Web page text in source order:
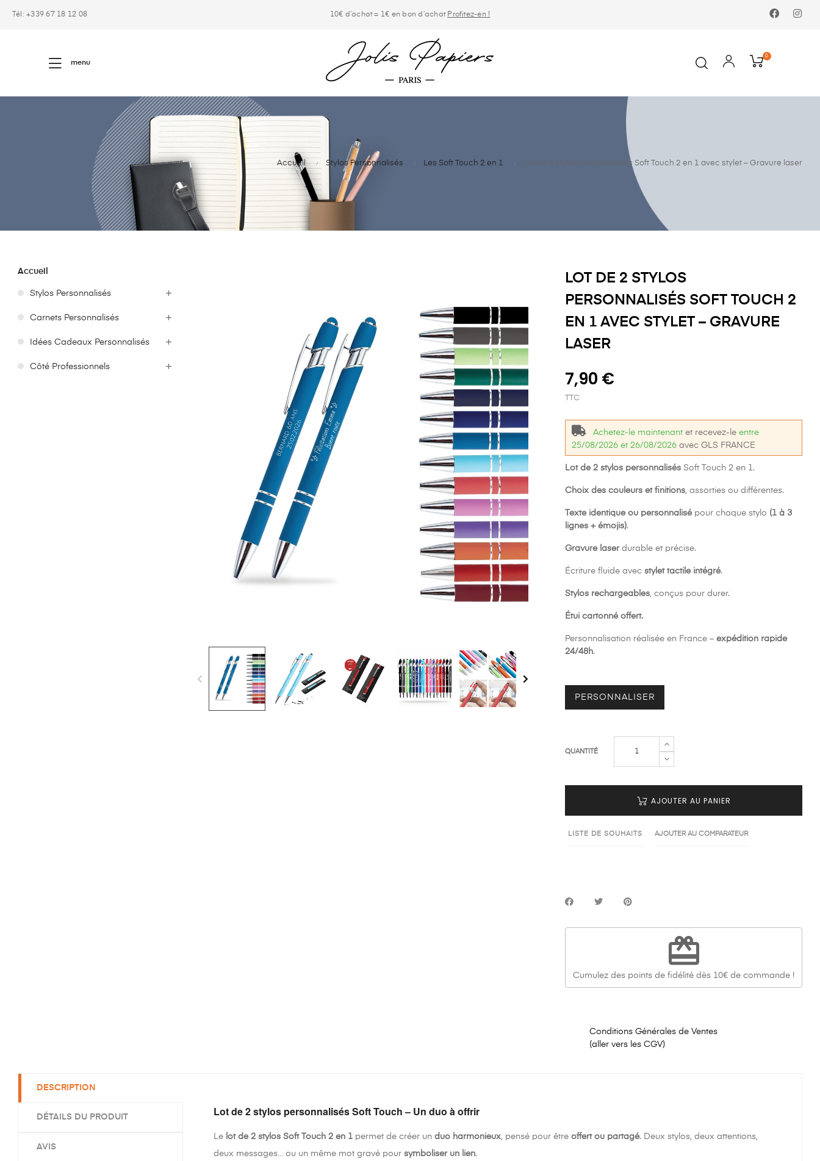
Tél: +339 67 18 12 08 10€ d’achat = 1€ en bon d’achat Profitez-en !
menu
0
Accueil Stylos Personnalisés Les Soft Touch 2 en 1 Lot de 2 stylos personnalisés Soft Touch 2 en 1 avec stylet – Gravure laser
Accueil
Stylos Personnalisés
Carnets Personnalisés
Idées Cadeaux Personnalisés
Côté Professionnels
LOT DE 2 STYLOS
PERSONNALISÉS SOFT TOUCH 2
EN 1 AVEC STYLET – GRAVURE
LASER
7,90 €
TTC
Achetez-le maintenant et recevez-leentre
25/08/2026 et 26/08/2026 avec GLS FRANCE
Lot de 2 stylos personnalisés Soft Touch 2 en 1.
Choix des couleurs et finitions, assorties ou différentes.
Texte identique ou personnalisépour chaque stylo (1 à 3
lignes + émojis).
Gravure laserdurable et précise.
Écriture fluide avecstylet tactile intégré.
Stylos rechargeables, conçus pour durer.
Étui cartonné offert.
Personnalisation réalisée en France –expédition rapide
24/48h.
PERSONNALISER
QUANTITÉ
AJOUTER AU PANIER
LISTE DE SOUHAITS AJOUTER AU COMPARATEUR
redeem
Cumulez des points de fidélité dès 10€ de commande !
Conditions Générales de Ventes
(aller vers les CGV)
DESCRIPTION
DÉTAILS DU PRODUIT
AVIS
Lot de 2 stylos personnalisés Soft Touch – Un duo à offrir
Le lot de 2 stylos Soft Touch 2 en 1 permet de créer un duo harmonieux, pensé pour être offert ou partagé. Deux stylos, deux attentions,
deux messages… ou un même mot gravé pour symboliser un lien.